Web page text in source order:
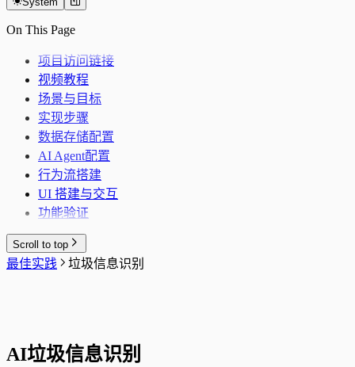
On This Page
项目访问链接
视频教程
场景与目标
实现步骤
数据存储配置
AI Agent配置
行为流搭建
UI 搭建与交互
功能验证
Scroll to top
最佳实践 垃圾信息识别
AI垃圾信息识别